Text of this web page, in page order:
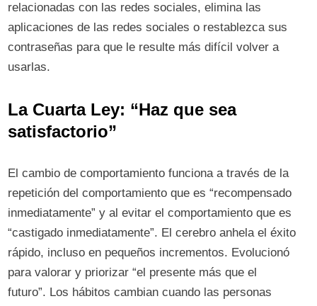
relacionadas con las redes sociales, elimina las
aplicaciones de las redes sociales o restablezca sus
contraseñas para que le resulte más difícil volver a
usarlas.
La Cuarta Ley: “Haz que sea
satisfactorio”
El cambio de comportamiento funciona a través de la
repetición del comportamiento que es “recompensado
inmediatamente” y al evitar el comportamiento que es
“castigado inmediatamente”. El cerebro anhela el éxito
rápido, incluso en pequeños incrementos. Evolucionó
para valorar y priorizar “el presente más que el
futuro”. Los hábitos cambian cuando las personas